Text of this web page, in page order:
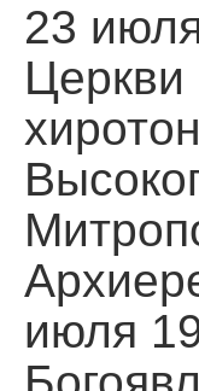
23
Церкви
июля